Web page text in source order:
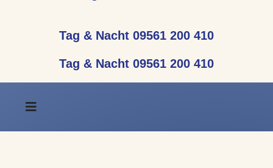
Tag & Nacht 09561 200 410
Tag & Nacht 09561 200 410